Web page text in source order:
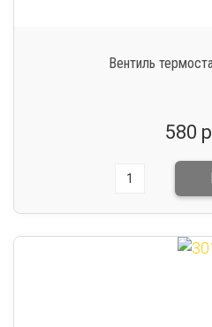
Вентиль
580